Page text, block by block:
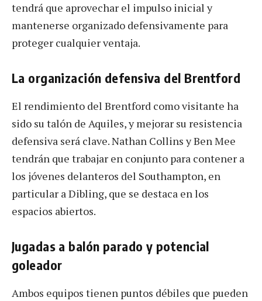
tendrá que aprovechar el impulso inicial y
mantenerse organizado defensivamente para
proteger cualquier ventaja.
La organización defensiva del Brentford
El rendimiento del Brentford como visitante ha
sido su talón de Aquiles, y mejorar su resistencia
defensiva será clave. Nathan Collins y Ben Mee
tendrán que trabajar en conjunto para contener a
los jóvenes delanteros del Southampton, en
particular a Dibling, que se destaca en los
espacios abiertos.
Jugadas a balón parado y potencial
goleador
Ambos equipos tienen puntos débiles que pueden